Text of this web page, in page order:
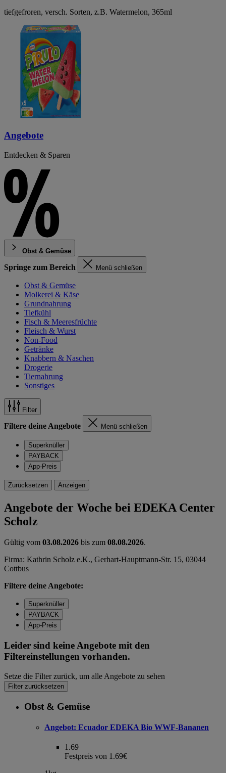
tiefgefroren, versch. Sorten, z.B. Watermelon, 365ml
Angebote
Entdecken & Sparen
Obst & Gemüse
Springe zum Bereich Menü schließen
Obst & Gemüse
Molkerei & Käse
Grundnahrung
Tiefkühl
Fisch & Meeresfrüchte
Fleisch & Wurst
Non-Food
Getränke
Knabbern & Naschen
Drogerie
Tiernahrung
Sonstiges
Filter
Filtere deine Angebote Menü schließen
Superknüller
PAYBACK
App-Preis
Zurücksetzen Anzeigen
Angebote der Woche bei EDEKA Center
Scholz
Gültig vom 03.08.2026 bis zum 08.08.2026.
Firma: Kathrin Scholz e.K., Gerhart-Hauptmann-Str. 15, 03044
Cottbus
Filtere deine Angebote:
Superknüller
PAYBACK
App-Preis
Leider sind keine Angebote mit den
Filtereinstellungen vorhanden.
Setze die Filter zurück, um alle Angebote zu sehen
Filter zurücksetzen
Obst & Gemüse
Angebot: Ecuador EDEKA Bio WWF-Bananen
1.69
Festpreis von 1.69€